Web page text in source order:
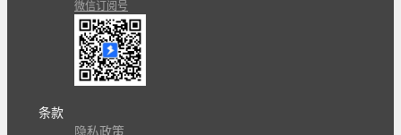
微信订阅号
条款